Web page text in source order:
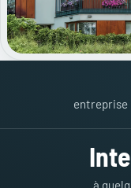
entreprise
à